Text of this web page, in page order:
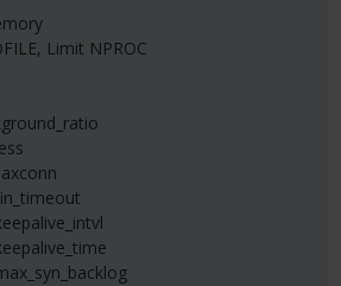
Limit NPROC